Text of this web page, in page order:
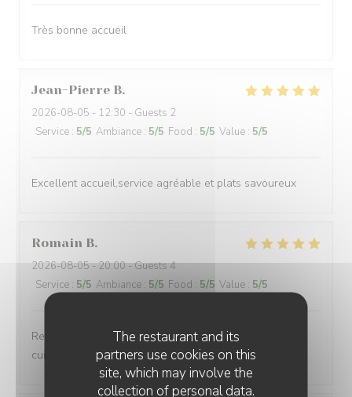
The restaurant and its
partners use cookies on this
site, which may involve the
collection of personal data.
Très bonne accueil
Jean-Pierre B
2026-08-05 - 12:30 - Guests 2
Service : 5/5 Ambiance : 5/5 Food : 5/5 Value : 5/5
Excellent accueil,service agréable et plats savoureux
Romain B
2026-08-05- 20:00 - Guests 4
Service : 5/5 Ambiance : 5/5 Food : 5/5 Value : 5/5
Restaurant au top Personnel au top Tout est au top La
cuisine est délicieuse Je le recommande fortement